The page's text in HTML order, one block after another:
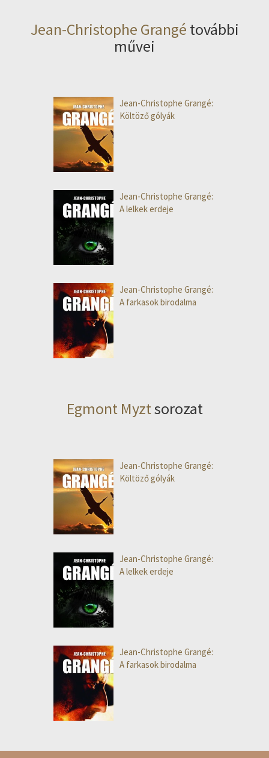
Jean-Christophe Grangé további
művei
Jean-Christophe Grangé:
Költöző gólyák
Jean-Christophe Grangé:
A lelkek erdeje
Jean-Christophe Grangé:
A farkasok birodalma
Egmont Myztsorozat
Jean-Christophe Grangé:
Költöző gólyák
Jean-Christophe Grangé:
A lelkek erdeje
Jean-Christophe Grangé:
A farkasok birodalma